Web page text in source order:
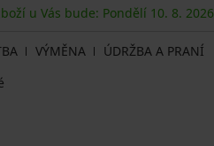
u Vás bude: Pondělí 10. 8. 2026
VÝMĚNA
ÚDRŽBA A PRANÍ